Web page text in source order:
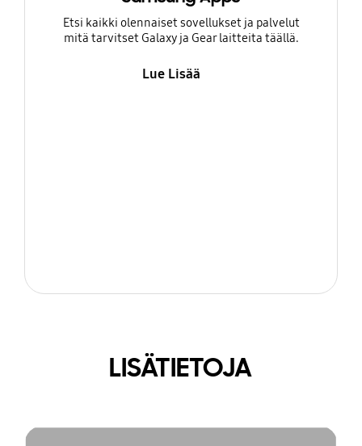
Etsi kaikki olennaiset sovellukset ja palvelut
mitä tarvitset Galaxy ja Gear laitteita täällä.
Lue Lisää
LISÄTIETOJA